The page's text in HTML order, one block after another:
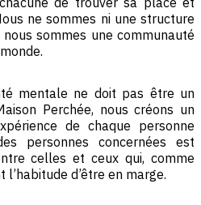
ne sommes ni une structure
sommes une communauté
mentale ne doit pas être un
Perchée, nous créons un
de chaque personne
personnes concernées est
celles et ceux qui, comme
l’habitude d’être en marge.